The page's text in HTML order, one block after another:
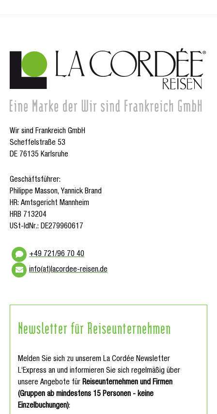
Wir sind Frankreich GmbH
Scheffelstraße 53
DE 76135 Karlsruhe
Geschäftsführer:
Philippe Masson, Yannick Brand
HR: Amtsgericht Mannheim
HRB 713204
USt-IdNr.: DE279960617
+49 721/96 70 40
info(at)lacordee-reisen.de
Newsletter für Reiseunternehmen
Melden Sie sich zu unserem La Cordée Newsletter
L‘Express an und informieren Sie sich regelmäßig über
unsere Angebote für Reiseunternehmen und Firmen
(Gruppen ab mindestens 15 Personen - keine
Einzelbuchungen):